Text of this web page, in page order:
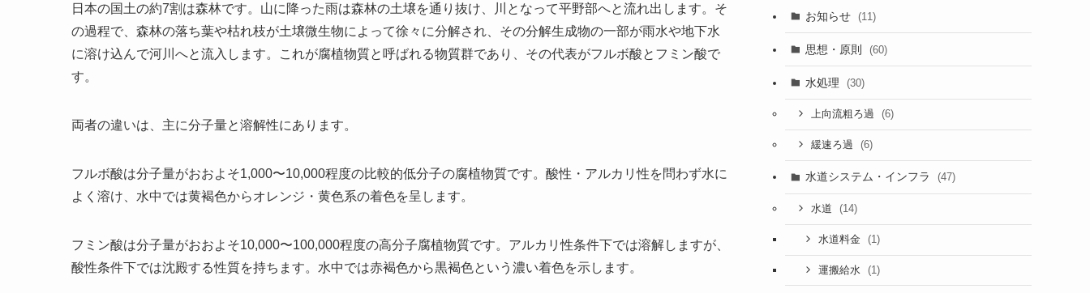
日本の国土の約7割は森林です。山に降った雨は森林の土壌を通り抜け、川となって平野部へと流れ出します。そ
の過程で、森林の落ち葉や枯れ枝が土壌微生物によって徐々に分解され、その分解生成物の一部が雨水や地下水
に溶け込んで河川へと流入します。これが腐植物質と呼ばれる物質群であり、その代表がフルボ酸とフミン酸で
す。
両者の違いは、主に分子量と溶解性にあります。
フルボ酸は分子量がおおよそ1,000〜10,000程度の比較的低分子の腐植物質です。酸性・アルカリ性を問わず水に
よく溶け、水中では黄褐色からオレンジ・黄色系の着色を呈します。
フミン酸は分子量がおおよそ10,000〜100,000程度の高分子腐植物質です。アルカリ性条件下では溶解しますが、
酸性条件下では沈殿する性質を持ちます。水中では赤褐色から黒褐色という濃い着色を示します。
お知らせ (11)
思想・原則 (60)
水処理 (30)
上向流粗ろ過 (6)
緩速ろ過 (6)
水道システム・インフラ (47)
水道 (14)
水道料金 (1)
運搬給水 (1)